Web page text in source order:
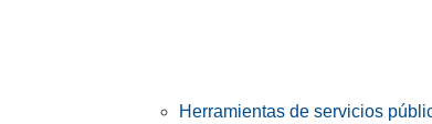
Herramientas de servicios